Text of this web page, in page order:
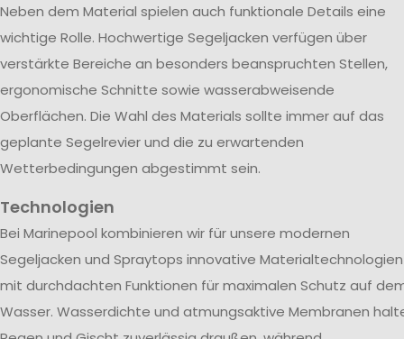
Neben dem Material spielen auch funktionale Details eine
wichtige Rolle. Hochwertige Segeljacken verfügen über
verstärkte Bereiche an besonders beanspruchten Stellen,
ergonomische Schnitte sowie wasserabweisende
Oberflächen. Die Wahl des Materials sollte immer auf das
geplante Segelrevier und die zu erwartenden
Wetterbedingungen abgestimmt sein.
Technologien
Bei Marinepool kombinieren wir für unsere modernen
Segeljacken und Spraytops innovative Materialtechnologien
mit durchdachten Funktionen für maximalen Schutz auf
Wasser. Wasserdichte und atmungsaktive Membranen